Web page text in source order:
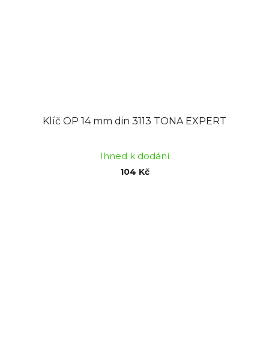
Klíč OP 14 mm din 3113 TONA EXPERT
Ihned k dodání
104 Kč